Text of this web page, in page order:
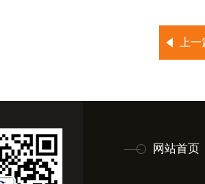
上
网站首页